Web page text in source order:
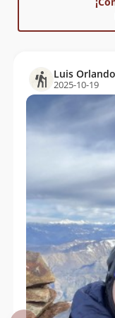
02/11/12
Tito,
09/04/07
07/01/06
05/08/03
De
Luis
2025-10-19